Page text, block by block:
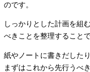
のです。
しっかりとした計画を組
べきことを整理することで
紙やノートに書きだした
まずはこれから先行うべ